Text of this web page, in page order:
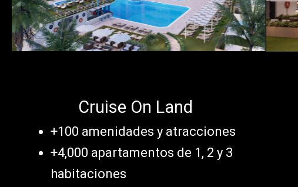
Cruise On Land
+100 amenidades y atracciones
+4,000 apartamentos de 1, 2 y 3
habitaciones